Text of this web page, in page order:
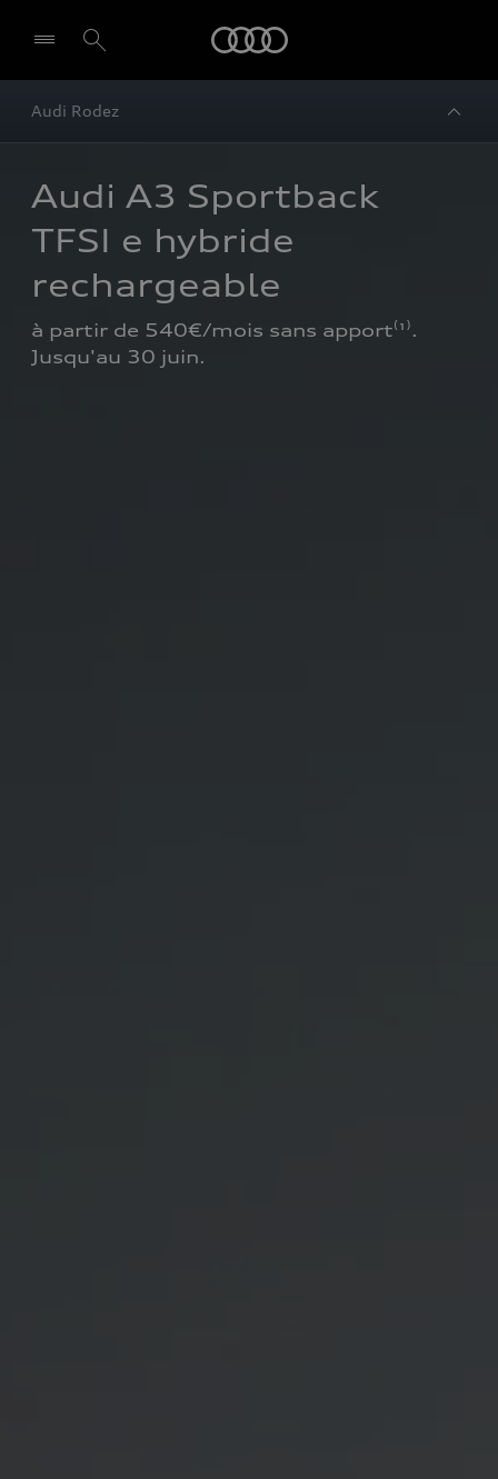
Audi Rodez
Audi A3 Sportback
TFSI e hybride
rechargeable
à partir de 540€/mois sans apport⁽¹⁾.
Jusqu'au 30 juin.